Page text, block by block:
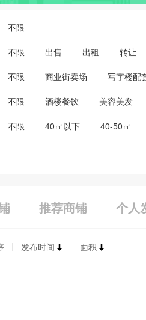
不限
不限 出售 出租 转让
不限 商业街卖场 写字楼配
不限 酒楼餐饮 美容美发
医药保健
家居建材
不限 40㎡以下 40-50㎡
推荐商铺 个人
发布时间 面积